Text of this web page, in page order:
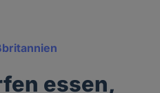
essen,